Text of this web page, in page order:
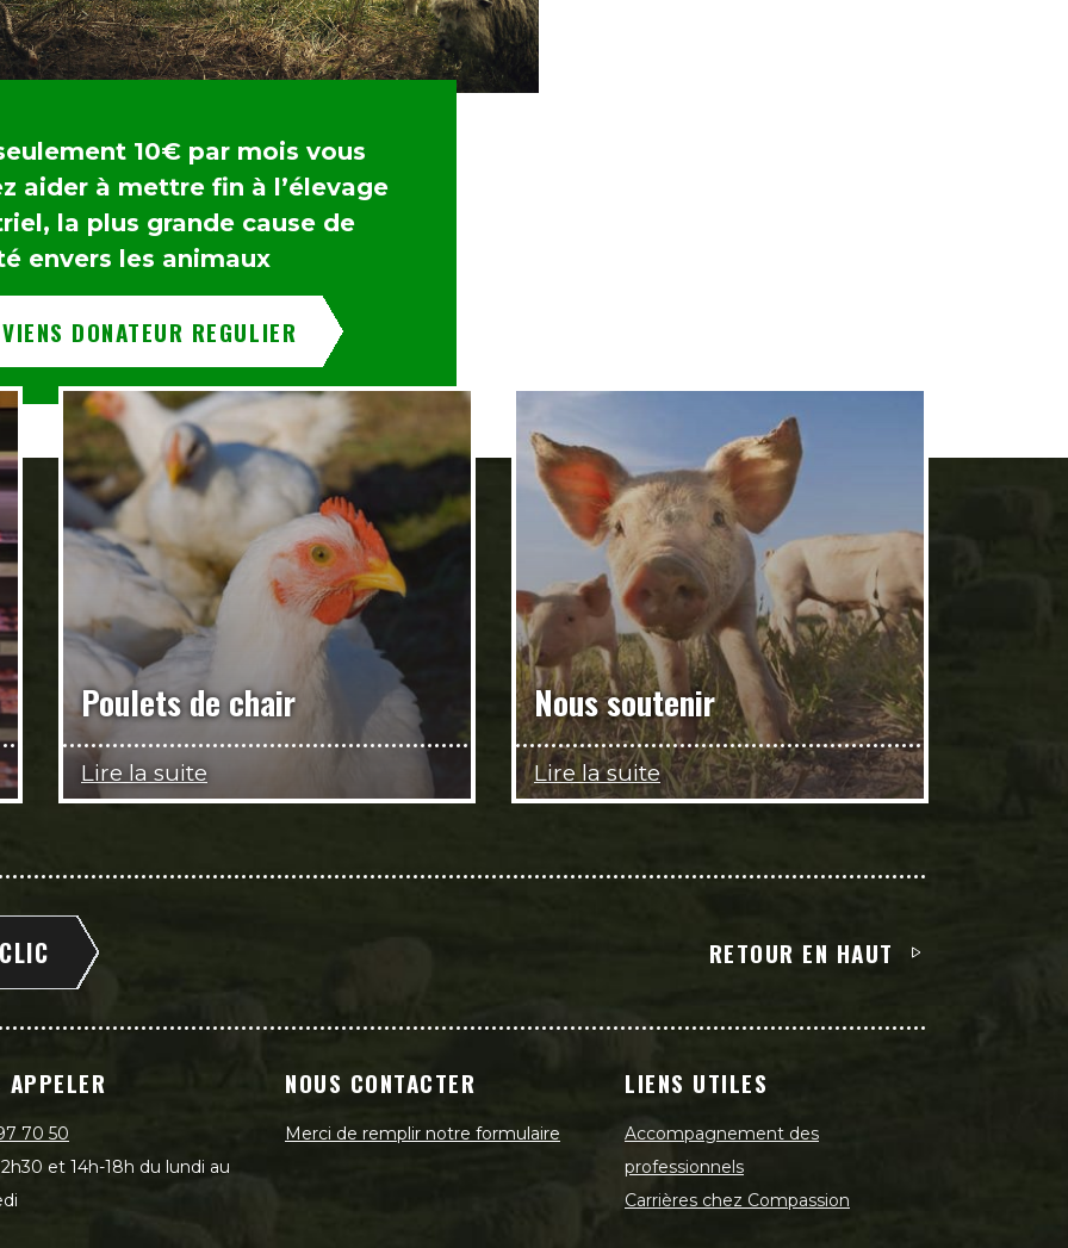
10€ par mois vous
aider à mettre fin à l’élevage
la plus grande cause de
envers les animaux
DONATEUR REGULIER
Poulets de chair
Lire la suite
Nous soutenir
Lire la suite
RETOUR EN HAUT
APPELER
70 50
et 14h-18h du lundi au
NOUS CONTACTER
Merci de remplir notre formulaire
LIENS UTILES
Accompagnement des
professionnels
Carrières chez Compassion